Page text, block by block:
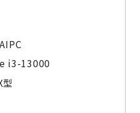
i3-13000
型